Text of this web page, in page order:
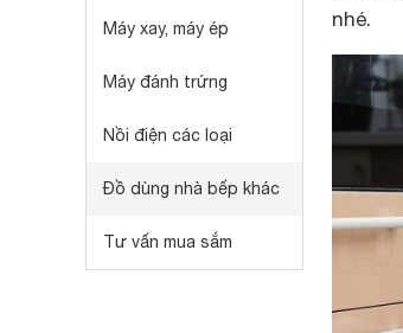
Máy xay, máy ép
Máy đánh trứng
Nồi điện các loại
Đồ dùng nhà bếp khác
Tư vấn mua sắm
nhé.